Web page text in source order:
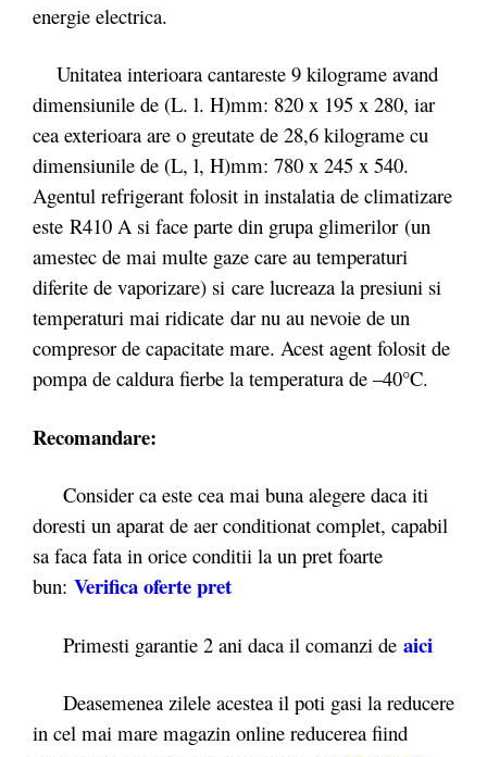
energie electrica.
Unitatea interioara cantareste 9 kilograme avand
dimensiunile de (L. l. H)mm: 820 x 195 x 280, iar
cea exterioara are o greutate de 28,6 kilograme cu
dimensiunile de (L, l, H)mm: 780 x 245 x 540.
Agentul refrigerant folosit in instalatia de climatizare
este R410 A si face parte din grupa glimerilor (un
amestec de mai multe gaze care au temperaturi
diferite de vaporizare) si care lucreaza la presiuni si
temperaturi mai ridicate dar nu au nevoie de un
compresor de capacitate mare. Acest agent folosit de
pompa de caldura fierbe la temperatura de –40°C.
Recomandare:
Consider ca este cea mai buna alegere daca iti
doresti un aparat de aer conditionat complet, capabil
sa faca fata in orice conditii la un pret foarte
bun: Verifica oferte pret
Primesti garantie 2 ani daca il comanzi de aici
Deasemenea zilele acestea il poti gasi la reducere
in cel mai mare magazin online reducerea fiind